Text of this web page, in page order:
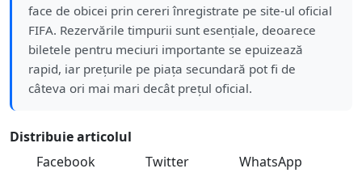
face de obicei prin cereri înregistrate pe site-ul oficial
FIFA. Rezervările timpurii sunt esențiale, deoarece
biletele pentru meciuri importante se epuizează
rapid, iar prețurile pe piața secundară pot fi de
câteva ori mai mari decât prețul oficial.
Distribuie articolul
Facebook
Twitter WhatsApp